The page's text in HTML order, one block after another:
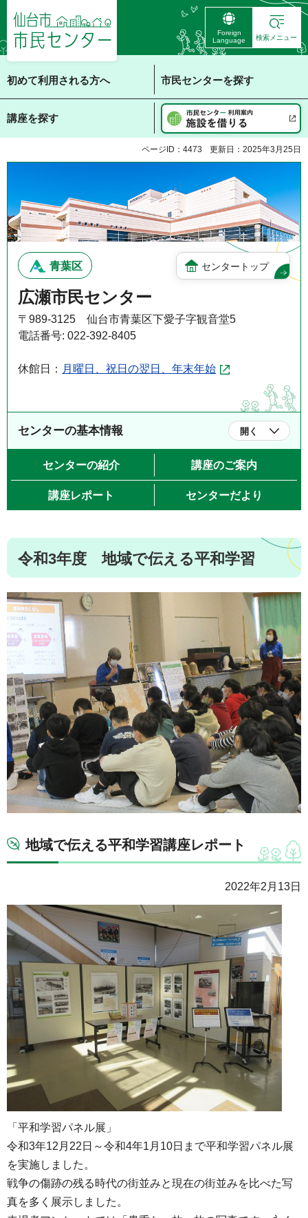
仙台市 市民センタ
ー
Foreign
Language
検索メニュー
初めて利用される方へ 市民センターを探す
講座を探す
ページID：4473 更新日：2025年3月25日
青葉区 センタートップ
広瀬市民センター
〒989-3125 仙台市青葉区下愛子字観音堂5
電話番号: 022-392-8405
休館日： 月曜日、祝日の翌日、年末年始
センターの基本情報 開く
センターの紹介 講座のご案内
講座レポート センターだより
令和3年度 地域で伝える平和学習
地域で伝える平和学習講座レポート
2022年2月13日
「平和学習パネル展」
令和3年12月22日～令和4年1月10日まで平和学習パネル展
を実施しました。
戦争の傷跡の残る時代の街並みと現在の街並みを比べた写
真を多く展示しました。